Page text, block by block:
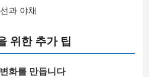
과 야채
위한 추가 팁
화를 만듭니다